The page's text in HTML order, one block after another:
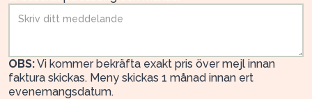
OBS:Vi kommer bekräfta exakt pris över mejl innan
faktura skickas. Meny skickas 1 månad innan ert
evenemangsdatum.